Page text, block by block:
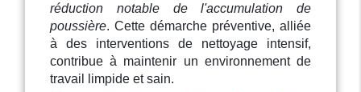
réduction notable de l'accumulation de
poussière. Cette démarche préventive, alliée
à des interventions de nettoyage intensif,
contribue à maintenir un environnement de
travail limpide et sain.